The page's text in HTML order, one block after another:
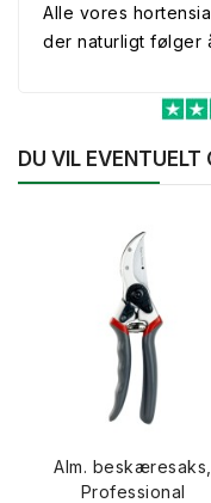
Alle vores
der naturligt følger
DU VIL EVENTUELT
Alm. beskæresaks,
Professional